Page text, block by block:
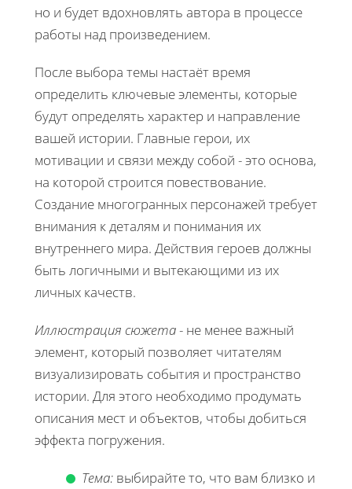
но и будет вдохновлять автора в процессе
работы над произведением.
После выбора темы настаёт время
определить ключевые элементы, которые
будут определять характер и направление
вашей истории. Главные герои, их
мотивации и связи между собой - это основа,
на которой строится повествование.
Создание многогранных персонажей требует
внимания к деталям и понимания их
внутреннего мира. Действия героев должны
быть логичными и вытекающими из их
личных качеств.
Иллюстрация сюжета- не менее важный
элемент, который позволяет читателям
визуализировать события и пространство
истории. Для этого необходимо продумать
описания мест и объектов, чтобы добиться
эффекта погружения.
Тема: выбирайте то, что вам близко и